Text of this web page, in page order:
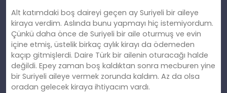
Alt katımdaki boş daireyi geçen ay Suriyeli bir aileye
kiraya verdim. Aslında bunu yapmayı hiç istemiyordum.
Çünkü daha önce de Suriyeli bir aile oturmuş ve evin
içine etmiş, üstelik birkaç aylık kirayı da ödemeden
kaçıp gitmişlerdi. Daire Türk bir ailenin oturacağı halde
değildi. Epey zaman boş kaldıktan sonra mecburen yine
bir Suriyeli aileye vermek zorunda kaldım. Az da olsa
oradan gelecek kiraya ihtiyacım vardı.